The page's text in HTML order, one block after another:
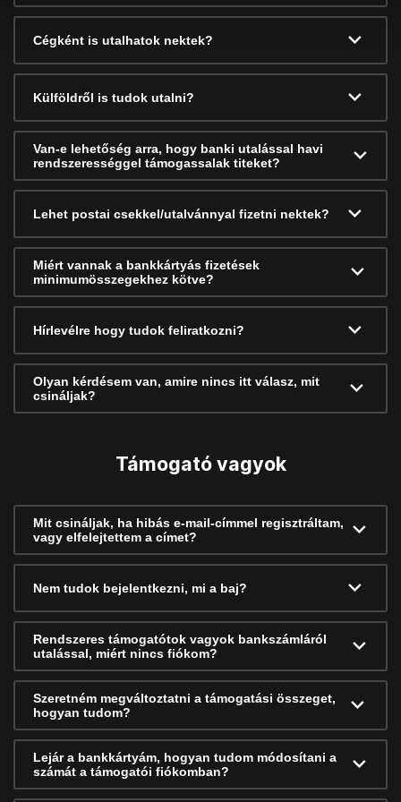
Cégként is utalhatok nektek?
Külföldről is tudok utalni?
Van-e lehetőség arra, hogy banki utalással havi
rendszerességgel támogassalak titeket?
Lehet postai csekkel/utalvánnyal fizetni nektek?
Miért vannak a bankkártyás fizetések
minimumösszegekhez kötve?
Hírlevélre hogy tudok feliratkozni?
Olyan kérdésem van, amire nincs itt válasz, mit
csináljak?
Támogató vagyok
Mit csináljak, ha hibás e-mail-címmel regisztráltam,
vagy elfelejtettem a címet?
Nem tudok bejelentkezni, mi a baj?
Rendszeres támogatótok vagyok bankszámláról
utalással, miért nincs fiókom?
Szeretném megváltoztatni a támogatási összeget,
hogyan tudom?
Lejár a bankkártyám, hogyan tudom módosítani a
számát a támogatói fiókomban?